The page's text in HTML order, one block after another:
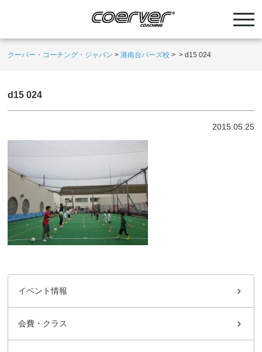
クーバー・コーチング・ジャパン >港南台バーズ校 > >d15 024
d15 024
2015.05.25
イベント情報
会費・クラス